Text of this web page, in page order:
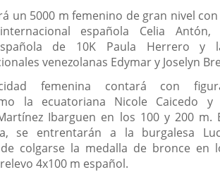
un 5000 m femenino de gran nivel
española Celia Antón,
de 10K Paula Herrero y
venezolanas Edymar y Joselyn
femenina contará con
la ecuatoriana Nicole Caicedo y
Ibarguen en los 100 y 200 m.
se entrentarán a la burgalesa
colgarse la medalla de bronce en
4x100 m español.